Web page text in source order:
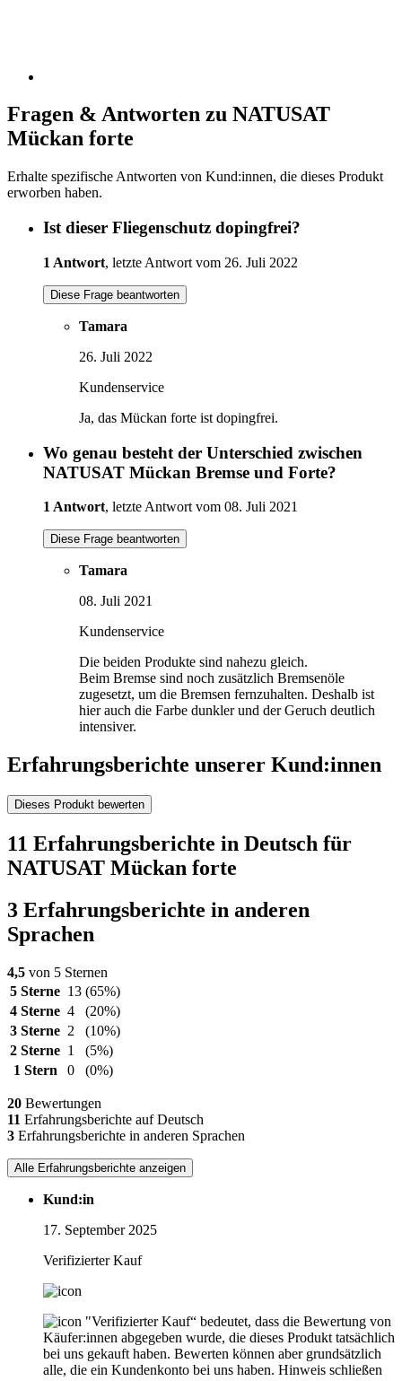
Fragen & Antworten zu NATUSAT
Mückan forte
Erhalte spezifische Antworten von Kund:innen, die dieses Produkt
erworben haben.
Ist dieser Fliegenschutz dopingfrei?
1 Antwort, letzte Antwort vom 26. Juli 2022
Diese Frage beantworten
Tamara
26. Juli 2022
Kundenservice
Ja, das Mückan forte ist dopingfrei.
Wo genau besteht der Unterschied zwischen
NATUSAT Mückan Bremse und Forte?
1 Antwort, letzte Antwort vom 08. Juli 2021
Diese Frage beantworten
Tamara
08. Juli 2021
Kundenservice
Die beiden Produkte sind nahezu gleich.
Beim Bremse sind noch zusätzlich Bremsenöle
zugesetzt, um die Bremsen fernzuhalten. Deshalb ist
hier auch die Farbe dunkler und der Geruch deutlich
intensiver.
Erfahrungsberichte unserer Kund:innen
Dieses Produkt bewerten
11 Erfahrungsberichte in Deutsch für
NATUSAT Mückan forte
3 Erfahrungsberichte in anderen
Sprachen
4,5 von 5 Sternen
5 Sterne 13 (65%)
4 Sterne 4
(20%)
3 Sterne 2
(10%)
2 Sterne 1
(5%)
1 Stern
0 (0%)
20 Bewertungen
11 Erfahrungsberichte auf Deutsch
3 Erfahrungsberichte in anderen Sprachen
Alle Erfahrungsberichte anzeigen
Kund:in
17. September 2025
Verifizierter Kauf
"Verifizierter Kauf“ bedeutet, dass die Bewertung von
Käufer:innen abgegeben wurde, die dieses Produkt tatsächlich
bei uns gekauft haben. Bewerten können aber grundsätzlich
alle, die ein Kundenkonto bei uns haben. Hinweis schließen